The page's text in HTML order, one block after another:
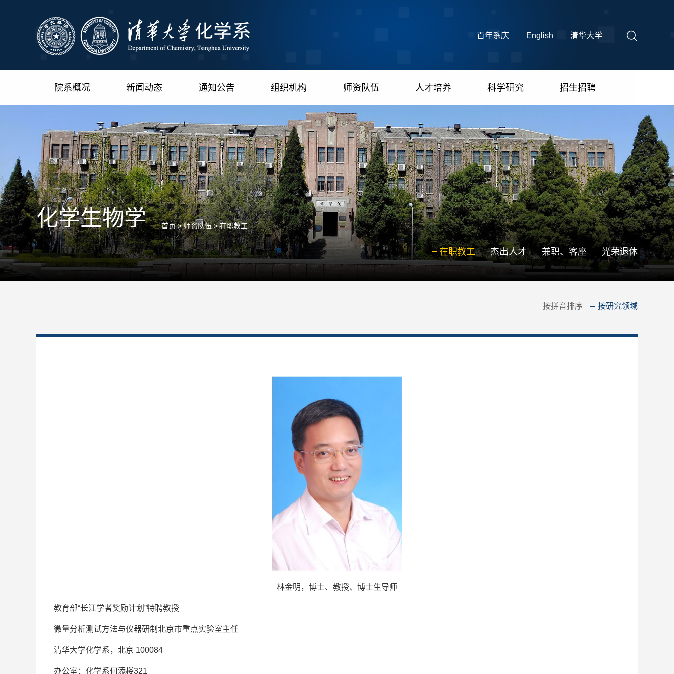
百年系庆 English 清华大学
院系概况 新闻动态 通知公告 组织机构 师资队伍 人才培养 科学研究 招生招聘
化学生物学 首页>师资队伍>在职教工
在职教工 杰出人才 兼职、客座 光荣退休
按拼音排序 按研究领域
林金明，博士、教授、博士生导师
教育部“长江学者奖励计划”特聘教授
微量分析测试方法与仪器研制北京市重点实验室主任
清华大学化学系，北京 100084
办公室：化学系何添楼321